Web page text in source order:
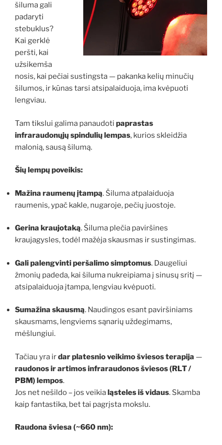
šiluma gali
padaryti
stebuklus?
Kai gerklė
peršti, kai
užsikemša
nosis, kai pečiai sustingsta — pakanka kelių minučių
šilumos, ir kūnas tarsi atsipalaiduoja, ima kvėpuoti
lengviau.
Tam tikslui galima panaudoti paprastas
infraraudonųjų spindulių lempas, kurios skleidžia
malonią, sausą šilumą.
Šių lempų poveikis:
Mažina raumenų įtampą. Šiluma atpalaiduoja
raumenis, ypač kakle, nugaroje, pečių juostoje.
Gerina kraujotaką. Šiluma plečia paviršines
kraujagysles, todėl mažėja skausmas ir sustingimas.
Gali palengvinti peršalimo simptomus. Daugeliui
žmonių padeda, kai šiluma nukreipiama į sinusų sritį —
atsipalaiduoja įtampa, lengviau kvėpuoti.
Sumažina skausmą. Naudingos esant paviršiniams
skausmams, lengviems sąnarių uždegimams,
mėšlungiui.
Tačiau yra irdar platesnio veikimo šviesos terapija —
raudonos ir artimos infraraudonos šviesos (RLT /
PBM) lempos.
Jos net nešildo – jos veikialąsteles iš vidaus. Skamba
kaip fantastika, bet tai pagrįsta mokslu.
Raudona šviesa (~660 nm):